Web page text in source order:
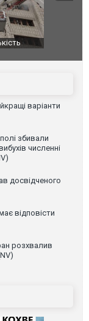
Косово
варіанти
збивали
численні
досвідченого
відповісти
розхвалив